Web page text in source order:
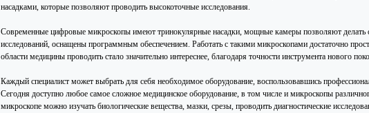
насадками, которые позволяют проводить высокоточные исследования.
Современные цифровые микроскопы имеют тринокулярные насадки, мощные камеры позволяют делать
исследований, оснащены программным обеспечением. Работать с такими микроскопами достаточно
области медицины проводить стало значительно интереснее, благодаря точности инструмента нового
Каждый специалист может выбрать для себя необходимое оборудование, воспользовавшись
Сегодня доступно любое самое сложное медицинское оборудование, в том числе и микроскопы
микроскопе можно изучать биологические вещества, мазки, срезы, проводить диагностические